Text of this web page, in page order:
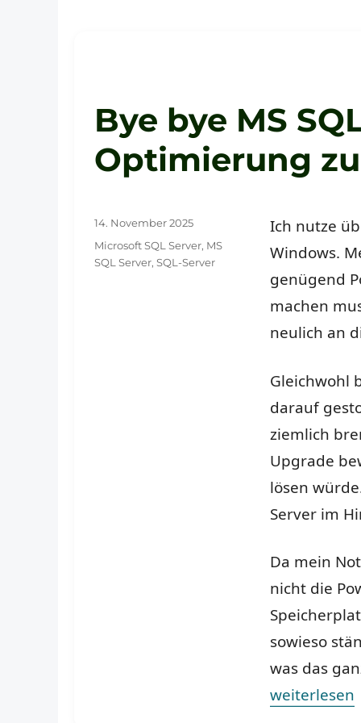
Bye bye MS
Optimierung
Ich nutze
Windows.
genügend
machen
neulich an
Gleichwohl
darauf
ziemlich
Upgrade
lösen
Server im
Da mein
nicht die
sowieso
was das
„Bye bye
weiterlesen
Veröffentlicht
am
14. November 2025
Schlagwörter
Microsoft SQL Server, MS
SQL Server, SQL-Server